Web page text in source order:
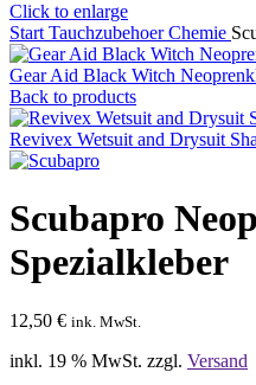
Click to enlarge
Start TauchzubehoerChemie
Gear Aid Black Witch
Back to products
Revivex Wetsuit and Drysuit
Scubapro
Spezialkleber
12,50 € ink. MwSt.
inkl. 19 % MwSt. zzgl. Versand